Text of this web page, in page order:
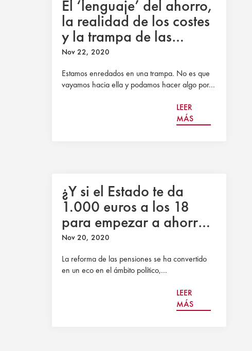
El ‘lenguaje’ del ahorro,
la realidad de los costes
y la trampa de las
pensiones
Nov 22, 2020
Estamos enredados en una trampa. No es que
vayamos hacia ella y podamos hacer algo por...
LEER
MÁS
¿Y si el Estado te da
1.000 euros a los 18
para empezar a ahorrar
para la jubilación?
Nov 20, 2020
La reforma de las pensiones se ha convertido
en un eco en el ámbito político,...
LEER
MÁS